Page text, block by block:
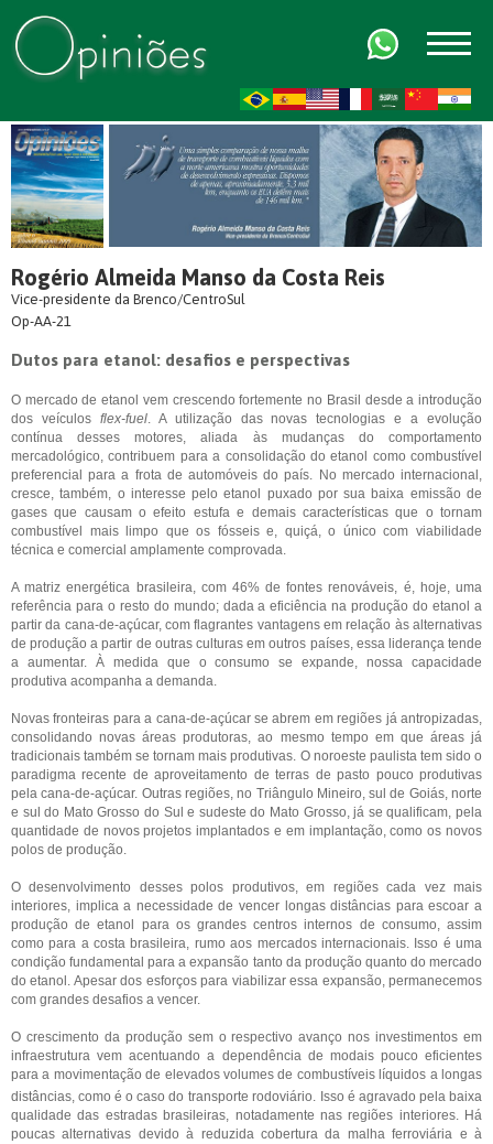
Rogério Almeida Manso da Costa Reis
Vice-presidente da Brenco/CentroSul
Op-AA-21
Dutos para etanol: desafios e perspectivas
O mercado de etanol vem crescendo fortemente no Brasil desde a introdução
dos veículos flex-fuel. A utilização das novas tecnologias e a evolução
contínua desses motores, aliada às mudanças do comportamento
mercadológico, contribuem para a consolidação do etanol como combustível
preferencial para a frota de automóveis do país. No mercado internacional,
cresce, também, o interesse pelo etanol puxado por sua baixa emissão de
gases que causam o efeito estufa e demais características que o tornam
combustível mais limpo que os fósseis e, quiçá, o único com viabilidade
técnica e comercial amplamente comprovada.
A matriz energética brasileira, com 46% de fontes renováveis, é, hoje, uma
referência para o resto do mundo; dada a eficiência na produção do etanol a
partir da cana-de-açúcar, com flagrantes vantagens em relação às alternativas
de produção a partir de outras culturas em outros países, essa liderança tende
a aumentar. À medida que o consumo se expande, nossa capacidade
produtiva acompanha a demanda.
Novas fronteiras para a cana-de-açúcar se abrem em regiões já antropizadas,
consolidando novas áreas produtoras, ao mesmo tempo em que áreas já
tradicionais também se tornam mais produtivas. O noroeste paulista tem sido o
paradigma recente de aproveitamento de terras de pasto pouco produtivas
pela cana-de-açúcar. Outras regiões, no Triângulo Mineiro, sul de Goiás, norte
e sul do Mato Grosso do Sul e sudeste do Mato Grosso, já se qualificam, pela
quantidade de novos projetos implantados e em implantação, como os novos
polos de produção.
O desenvolvimento desses polos produtivos, em regiões cada vez mais
interiores, implica a necessidade de vencer longas distâncias para escoar a
produção de etanol para os grandes centros internos de consumo, assim
como para a costa brasileira, rumo aos mercados internacionais. Isso é uma
condição fundamental para a expansão tanto da produção quanto do mercado
do etanol. Apesar dos esforços para viabilizar essa expansão, permanecemos
com grandes desafios a vencer.
O crescimento da produção sem o respectivo avanço nos investimentos em
infraestrutura vem acentuando a dependência de modais pouco eficientes
para a movimentação de elevados volumes de combustíveis líquidos a longas
distâncias, como é o caso do transporte rodoviário. Isso é agravado pela baixa
qualidade das estradas brasileiras, notadamente nas regiões interiores.Há
poucas alternativas devido à reduzida cobertura da malha ferroviária e à